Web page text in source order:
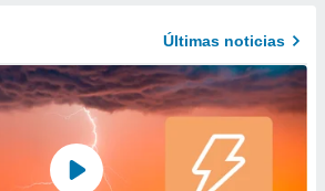
Últimas noticias